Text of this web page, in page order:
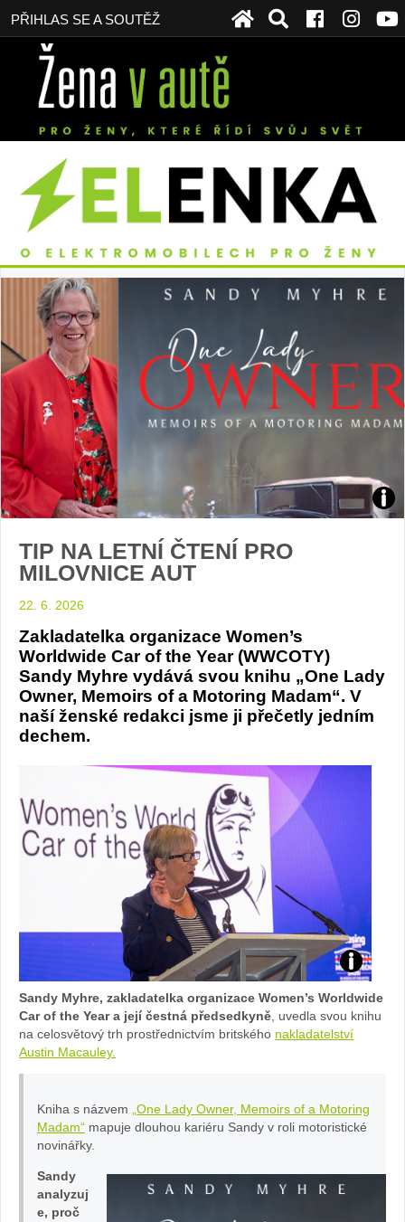
PŘIHLAS SE A SOUTĚŽ
TIP NA LETNÍ ČTENÍ PRO
MILOVNICE AUT
22. 6. 2026
Zakladatelka organizace Women’s
Worldwide Car of the Year (WWCOTY)
Sandy Myhre vydává svou knihu „One Lady
Owner, Memoirs of a Motoring Madam“. V
naší ženské redakci jsme ji přečetly jedním
dechem.
Sandy
Myhre
World
Car
Sandy Myhre, zakladatelka organizace Women’s Worldwide
Car of the Year a její čestná předsedkyně , uvedla svou knihu
na celosvětový trh prostřednictvím britského nakladatelství
Austin Macauley.
Kniha s názvem
„One Lady Owner, Memoirs of a Motoring
Madam“ mapuje dlouhou kariéru Sandy v roli motoristické
novinářky.
Sandy
analyzuj
e, proč